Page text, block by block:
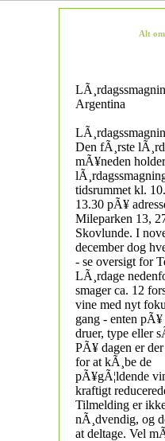
Alt
Argentina
Den fÃ¸rste
mÃ¥neden
tidsrummet kl.
13.30 pÃ¥
Mileparken 13,
Skovlunde. I
december dog
- se oversigt for
LÃ¸rdage
smager ca. 12
vine med nyt
gang - enten pÃ¥
druer, type eller
PÃ¥ dagen er
for at kÃ¸be de
pÃ¥gÃ¦ldende
kraftigt
Tilmelding er
nÃ¸dvendig, og
at deltage. Vel